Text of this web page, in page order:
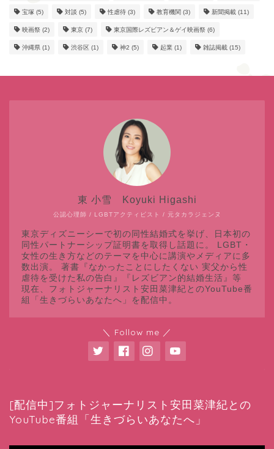
宝塚 (5) 対談 (5) 性虐待 (3) 教育機関 (3) 新聞掲載 (11)
映画祭 (2) 東京 (7) 東京国際レズビアン＆ゲイ映画祭 (6)
沖縄県 (1) 渋谷区 (1) 神2 (5) 起業 (1) 雑誌掲載 (15)
公認心理師 / LGBTアクティビスト / 元タカラジェンヌ
東 小雪 Koyuki Higashi
東京ディズニーシーで初の同性結婚式を挙げ、日本初の
同性パートナーシップ証明書を取得し話題に。 LGBT・
女性の生き方などのテーマを中心に講演やメディアに多
数出演。 著書『なかったことにしたくない 実父から性
虐待を受けた私の告白』『レズビアン的結婚生活』等
現在、フォトジャーナリスト安田菜津紀とのYouTube番
組「生きづらいあなたへ」を配信中。
＼ Follow me ／
[配信中]フォトジャーナリスト安田菜津紀との
YouTube番組「生きづらいあなたへ」